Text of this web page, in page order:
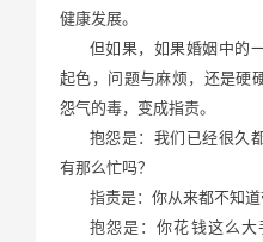
健康发展。
但如果，如果婚姻中的
起色，问题与麻烦，还是硬
怨气的毒，变成指责。
抱怨是：我们已经很久
有那么忙吗？
指责是：你从来都不知道
抱怨是：你花钱这么